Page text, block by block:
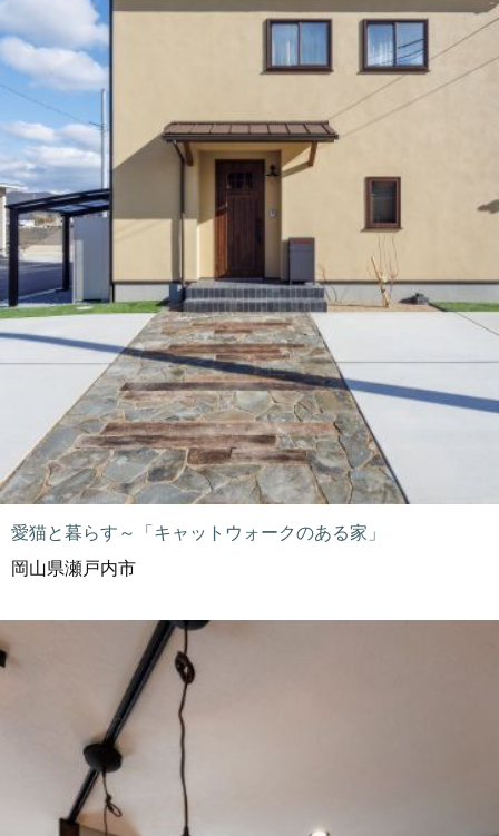
愛猫と暮らす～「キャットウォークのある家」
岡山県瀬戸内市